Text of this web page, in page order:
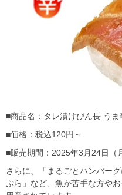
■商品名：タレ漬けびん長 うま
■価格：税込120円～
■販売期間：2025年3月24日（
さらに、「まるごとハンバー
ぷら」など、魚が苦手な方や